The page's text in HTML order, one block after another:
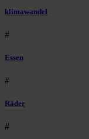
klimawandel
#
Essen
#
Räder
#